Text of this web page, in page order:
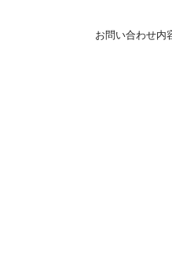
お問い合わせ内